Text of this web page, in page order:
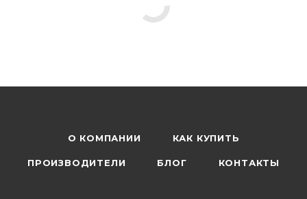
О КОМПАНИИ КАК КУПИТЬ
ПРОИЗВОДИТЕЛИ БЛОГ КОНТАКТЫ